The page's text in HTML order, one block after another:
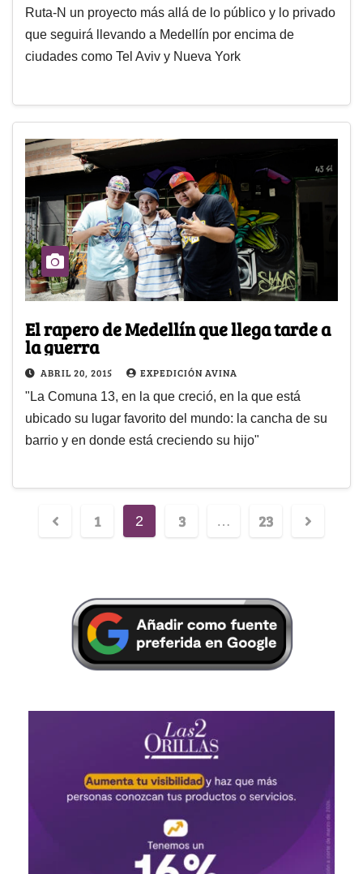
Ruta-N un proyecto más allá de lo público y lo privado
que seguirá llevando a Medellín por encima de
ciudades como Tel Aviv y Nueva York
El rapero de Medellín que llega tarde a
la guerra
ABRIL 20, 2015 EXPEDICIÓN AVINA
"La Comuna 13, en la que creció, en la que está
ubicado su lugar favorito del mundo: la cancha de su
barrio y en donde está creciendo su hijo"
1 2 3 … 23